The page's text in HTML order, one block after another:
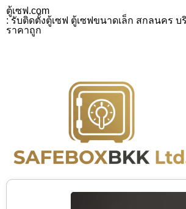
ตู้เซฟ.com
: รับติดตั้งตู้เซฟ ตู้เซฟขนาดเล็ก สกลนคร
ราคาถูก